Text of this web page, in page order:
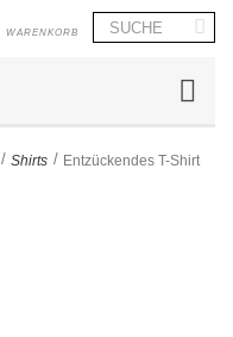
WARENKORB
> Shirts > Entzückendes T-Shirt